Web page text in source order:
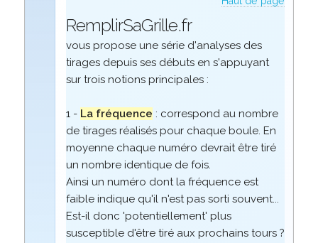
RemplirSaGrille.fr
vous propose une série d'analyses des
tirages depuis ses débuts en s'appuyant
sur trois notions principales :
1 - La fréquence : correspond au nombre
de tirages réalisés pour chaque boule. En
moyenne chaque numéro devrait être tiré
un nombre identique de fois.
Ainsi un numéro dont la fréquence est
faible indique qu'il n'est pas sorti souvent...
Est-il donc 'potentiellement' plus
susceptible d'être tiré aux prochains tours ?